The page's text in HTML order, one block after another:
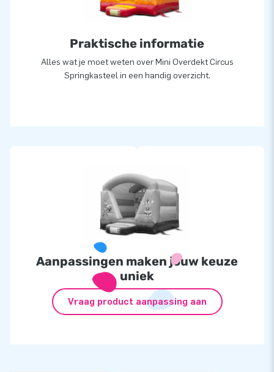
Praktische informatie
Alles wat je moet weten over Mini Overdekt Circus
Springkasteel in een handig overzicht.
Aanpassingen maken jouw keuze
uniek
Vraag product aanpassing aan